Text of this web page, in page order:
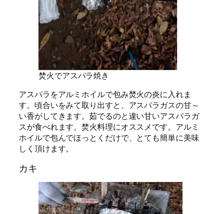
焚火でアスパラ焼き
アスパラをアルミホイルで包み焚火の炎に入れま
す。頃合いをみて取り出すと、アスパラガスの甘～
い香がしてきます。茹でるのと違い甘いアスパラガ
スが食べれます。焚火料理にオススメです。アルミ
ホイルで包んでほっとくだけで、とても簡単に美味
しく頂けます。
カキ